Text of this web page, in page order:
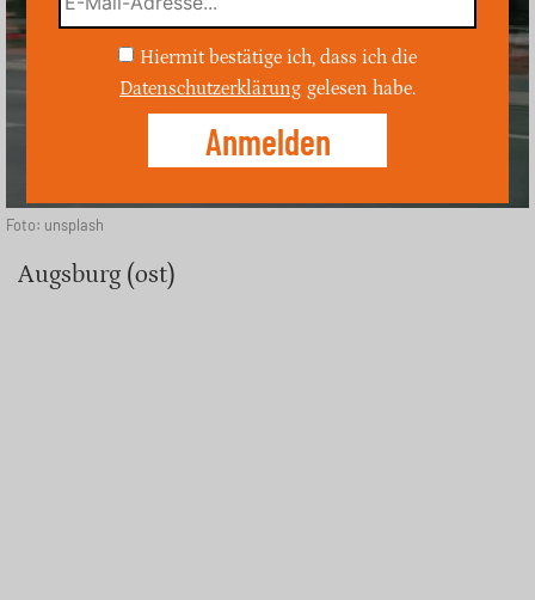
Foto: unsplash
Augsburg (ost)
Hiermit bestätige ich, dass ich die
Datenschutzerklärung gelesen habe.